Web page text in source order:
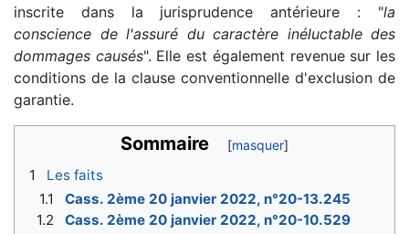
inscrite dans la jurisprudence antérieure : "la
conscience de l'assuré du caractère inéluctable des
dommages causés". Elle est également revenue sur les
conditions de la clause conventionnelle d'exclusion de
garantie.
Sommaire
1
Les faits
1.1
Cass. 2ème 20 janvier 2022, n°20-13.245
1.2
Cass. 2ème 20 janvier 2022, n°20-10.529